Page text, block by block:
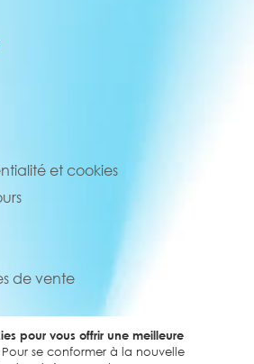
pour vous offrir une meilleure
Pour se conformer à la nouvelle
et cookies
de vente